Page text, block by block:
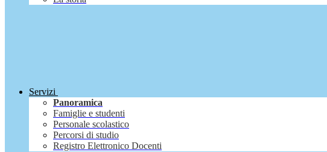
Servizi
Panoramica
Famiglie e studenti
Personale scolastico
Percorsi di studio
Registro Elettronico Docenti